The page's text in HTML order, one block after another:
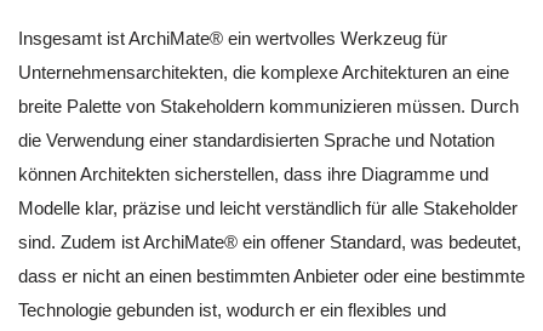
Insgesamt ist ArchiMate® ein wertvolles Werkzeug für
Unternehmensarchitekten, die komplexe Architekturen an eine
breite Palette von Stakeholdern kommunizieren müssen. Durch
die Verwendung einer standardisierten Sprache und Notation
können Architekten sicherstellen, dass ihre Diagramme und
Modelle klar, präzise und leicht verständlich für alle Stakeholder
sind. Zudem ist ArchiMate® ein offener Standard, was bedeutet,
dass er nicht an einen bestimmten Anbieter oder eine bestimmte
Technologie gebunden ist, wodurch er ein flexibles und